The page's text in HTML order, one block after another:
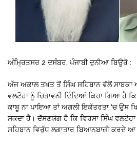
ਅੰਮ੍ਰਿਤਸਰ 2 ਦਸੰਬਰ, ਪੰਜਾਬੀ ਦੁਨੀਆ ਬਿਊਰੋ :
ਅੱਜ ਅਕਾਲ ਤਖਤ ਤੋਂ ਸਿੰਘ ਸਹਿਬਾਨ ਵੱਲੋਂ ਸਾਬਕਾ
ਵਲਟੋਹਾ ਨੂੰ ਚਿਤਾਵਨੀ ਦਿੰਦਿਆਂ ਕਿਹਾ ਗਿਆ ਹੈ
ਕਾਬੂ ਨਾ ਪਾਇਆ ਤਾਂ ਅਗਲੀ ਇਕੱਤਰਤਾ ‘ਚ ਉਸ
ਸਕਦਾ ਹੈ। ਦੱਸਣਯੋਗ ਹੈ ਕਿ ਵਿਰਸਾ ਸਿੰਘ
ਸਹਿਬਾਨ ਵਿਰੁੱਧ ਲਗਾਤਾਰ ਬਿਆਨਬਾਜ਼ੀ ਕਰਦੇ